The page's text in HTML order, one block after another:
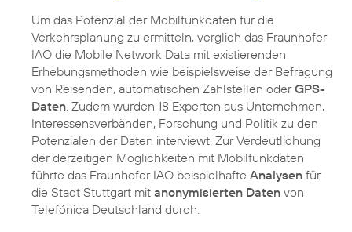
Um das Potenzial der Mobilfunkdaten für die
Verkehrsplanung zu ermitteln, verglich das Fraunhofer
IAO die Mobile Network Data mit existierenden
Erhebungsmethoden wie beispielsweise der Befragung
von Reisenden, automatischen Zählstellen oderGPS-
Daten . Zudem wurden 18 Experten aus Unternehmen,
Interessensverbänden, Forschung und Politik zu den
Potenzialen der Daten interviewt. Zur Verdeutlichung
der derzeitigen Möglichkeiten mit Mobilfunkdaten
führte das Fraunhofer IAO beispielhafte Analysen für
die Stadt Stuttgart mit anonymisierten Daten von
Telefónica Deutschland durch.